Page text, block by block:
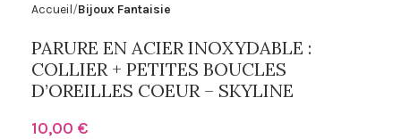
Accueil Bijoux Fantaisie
PARURE EN ACIER INOXYDABLE :
COLLIER + PETITES BOUCLES
D’OREILLES COEUR – SKYLINE
10,00 €